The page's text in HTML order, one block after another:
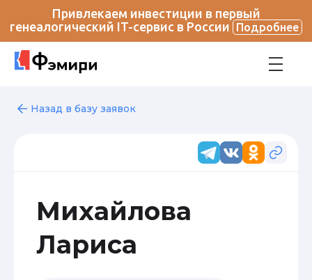
Привлекаем инвестиции в первый
генеалогический IT-сервис в России
Подробнее
Назад в базу заявок
Михайлова
Лариса